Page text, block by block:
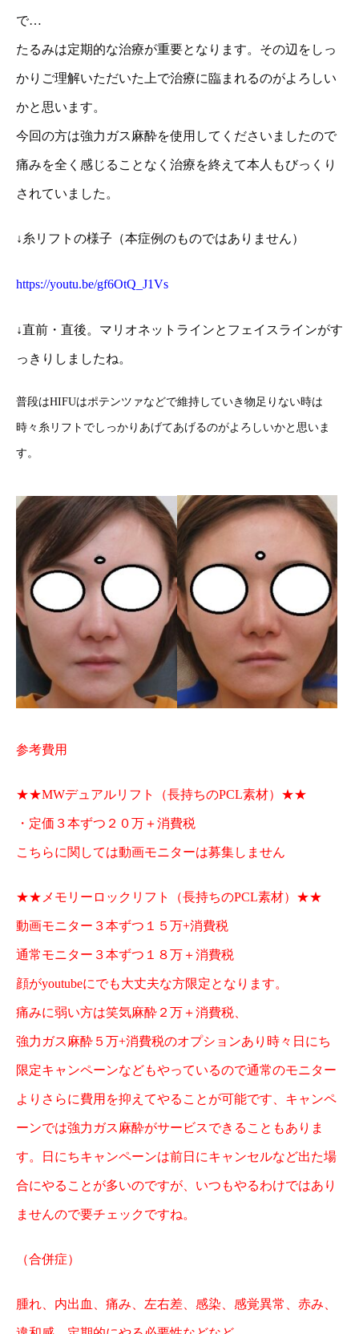
で…
たるみは定期的な治療が重要となります。その辺をしっ
かりご理解いただいた上で治療に臨まれるのがよろしい
かと思います。
今回の方は強力ガス麻酔を使用してくださいましたので
痛みを全く感じることなく治療を終えて本人もびっくり
されていました。
↓糸リフトの様子（本症例のものではありません）
https://youtu.be/gf6OtQ_J1Vs
↓直前・直後。マリオネットラインとフェイスラインがす
っきりしましたね。
普段はHIFUはポテンツァなどで維持していき物足りない時は
時々糸リフトでしっかりあげてあげるのがよろしいかと思いま
す。
参考費用
★★MWデュアルリフト（長持ちのPCL素材）★★
・定価３本ずつ２０万＋消費税
こちらに関しては動画モニターは募集しません
★★メモリーロックリフト（長持ちのPCL素材）★★
動画モニター３本ずつ１５万+消費税
通常モニター３本ずつ１８万＋消費税
顔がyoutubeにでも大丈夫な方限定となります。
痛みに弱い方は笑気麻酔２万＋消費税、
強力ガス麻酔５万+消費税のオプションあり時々日にち
限定キャンペーンなどもやっているので通常のモニター
よりさらに費用を抑えてやることが可能です、キャンペ
ーンでは強力ガス麻酔がサービスできることもありま
す。日にちキャンペーンは前日にキャンセルなど出た場
合にやることが多いのですが、いつもやるわけではあり
ませんので要チェックですね。
（合併症）
腫れ、内出血、痛み、左右差、感染、感覚異常、赤み、